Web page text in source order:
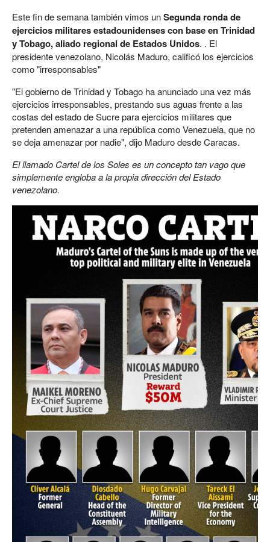
Este fin de semana también vimos unSegunda ronda de
ejercicios militares estadounidenses con base en Trinidad
y Tobago, aliado regional de Estados Unidos. . El
presidente venezolano, Nicolás Maduro, calificó los ejercicios
como "irresponsables"
"El gobierno de Trinidad y Tobago ha anunciado una vez más
ejercicios irresponsables, prestando sus aguas frente a las
costas del estado de Sucre para ejercicios militares que
pretenden amenazar a una república como Venezuela, que no
se deja amenazar por nadie", dijo Maduro desde Caracas.
El llamado Cartel de los Soles es un concepto tan vago que
simplemente engloba a la propia dirección del Estado
venezolano.